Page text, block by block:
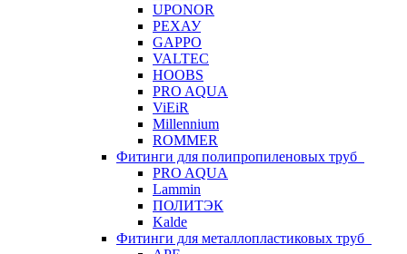
UPONOR
РЕХАУ
GAPPO
VALTEC
HOOBS
PRO AQUA
ViEiR
Millennium
ROMMER
Фитинги для полипропиленовых труб
PRO AQUA
Lammin
ПОЛИТЭК
Kalde
Фитинги для металлопластиковых труб